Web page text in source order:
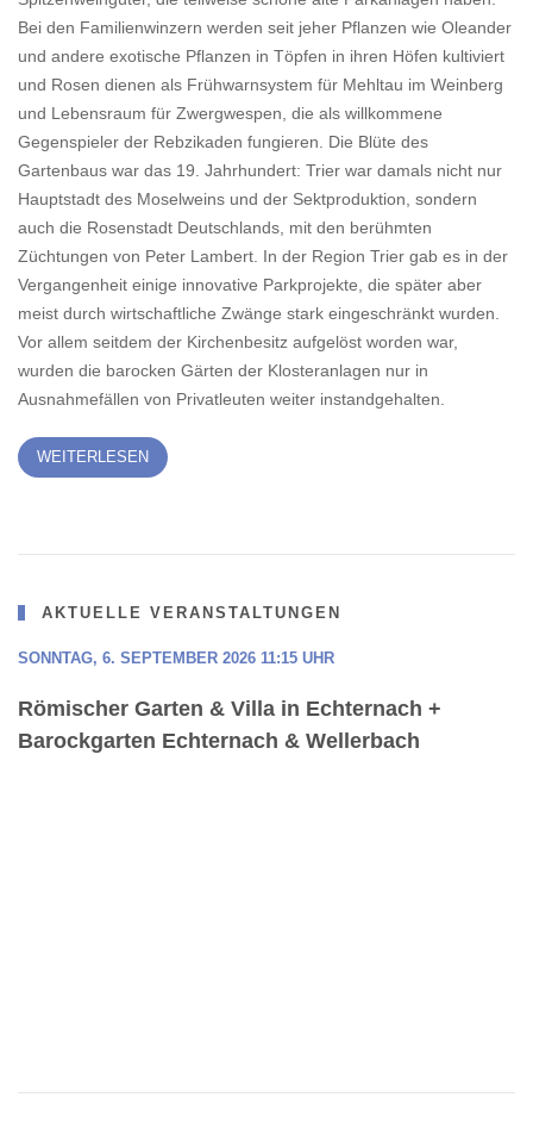
Bei den Familienwinzern werden seit jeher Pflanzen wie Oleander
und andere exotische Pflanzen in Töpfen in ihren Höfen kultiviert
und Rosen dienen als Frühwarnsystem für Mehltau im Weinberg
und Lebensraum für Zwergwespen, die als willkommene
Gegenspieler der Rebzikaden fungieren. Die Blüte des
Gartenbaus war das 19. Jahrhundert: Trier war damals nicht nur
Hauptstadt des Moselweins und der Sektproduktion, sondern
auch die Rosenstadt Deutschlands, mit den berühmten
Züchtungen von Peter Lambert. In der Region Trier gab es in der
Vergangenheit einige innovative Parkprojekte, die später aber
meist durch wirtschaftliche Zwänge stark eingeschränkt wurden.
Vor allem seitdem der Kirchenbesitz aufgelöst worden war,
wurden die barocken Gärten der Klosteranlagen nur in
Ausnahmefällen von Privatleuten weiter instandgehalten.
WEITERLESEN
AKTUELLE VERANSTALTUNGEN
SONNTAG, 6. SEPTEMBER 2026 11:15 UHR
Römischer Garten & Villa in Echternach +
Barockgarten Echternach & Wellerbach